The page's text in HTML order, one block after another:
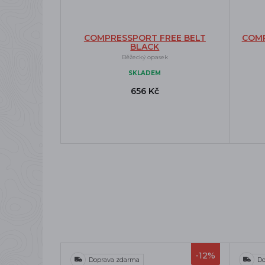
COMPRESSPORT FREE BELT
BLACK
Běžecký opasek
SKLADEM
656 Kč
-12%
Doprava zdarma